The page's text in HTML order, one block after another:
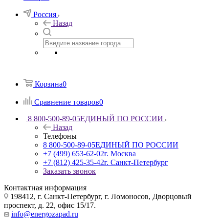
Россия
Назад
Корзина0
Сравнение товаров0
8 800-500-89-05ЕДИНЫЙ ПО РОССИИ
Назад
Телефоны
8 800-500-89-05ЕДИНЫЙ ПО РОССИИ
+7 (499) 653-62-02г. Москва
+7 (812) 425-35-42г. Санкт-Петербург
Заказать звонок
Контактная информация
198412, г. Санкт-Петербург, г. Ломоносов, Дворцовый
проспект, д. 22, офис 15/17.
info@energozapad.ru